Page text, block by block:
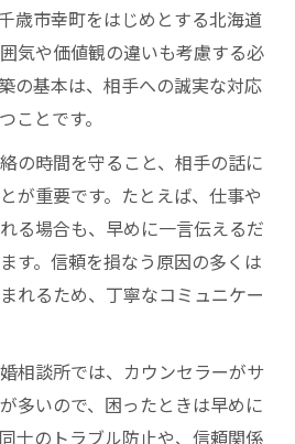
歳市幸町をはじめとする北海道
気や価値観の違いも考慮する必
の基本は、相手への誠実な対応
ことです。
の時間を守ること、相手の話に
が重要です。たとえば、仕事や
る場合も、早めに一言伝えるだ
す。信頼を損なう原因の多くは
れるため、丁寧なコミュニケー
相談所では、カウンセラーがサ
多いので、困ったときは早めに
士のトラブル防止や、信頼関係